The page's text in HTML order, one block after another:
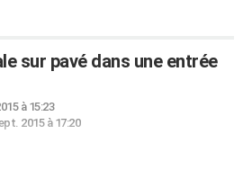
sur pavé dans une entrée
à 15:23
2015 à 17:20